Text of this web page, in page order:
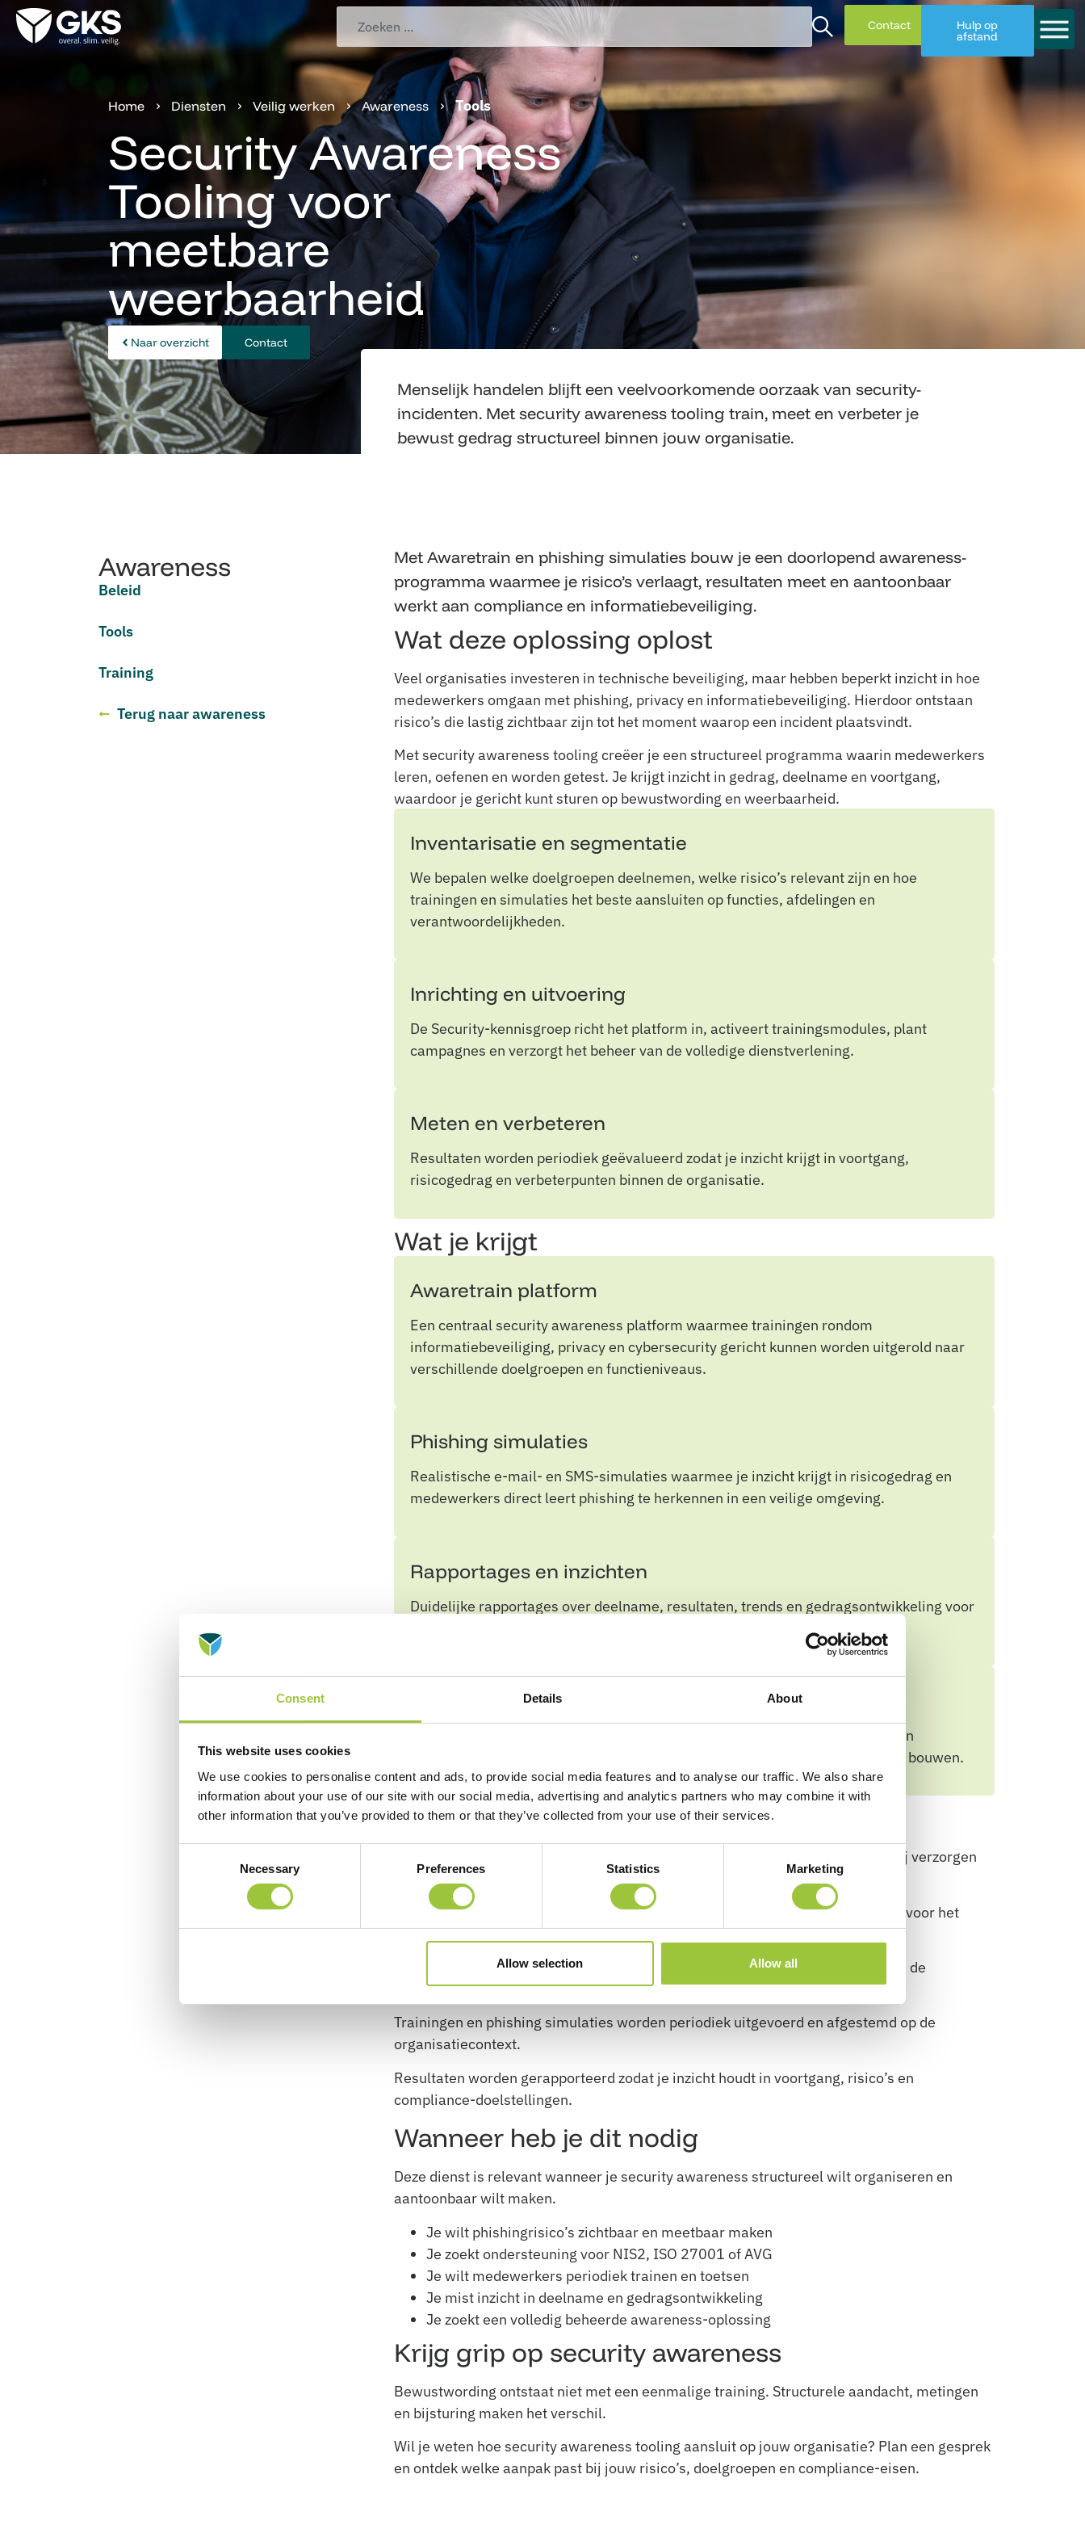
Consent Details About
This website uses cookies
We use cookies to personalise content and ads, to provide social media features and to analyse our traffic. We also share
information about your use of our site with our social media, advertising and analytics partners who may combine it with
other information that you’ve provided to them or that they’ve collected from your use of their services.
Necessary Preferences Statistics Marketing
Allow selection Allow all
Contact Hulp op
afstand
Tools
Home › Diensten › Veilig werken › Awareness › Tools
Security Awareness
Tooling voor
meetbare
weerbaarheid
Naar overzicht Contact
Menselijk handelen blijft een veelvoorkomende oorzaak van security-
incidenten. Met security awareness tooling train, meet en verbeter je
bewust gedrag structureel binnen jouw organisatie.
Awareness
Beleid
Tools
Training
Terug naar awareness
Met Awaretrain en phishing simulaties bouw je een doorlopend awareness-
programma waarmee je risico’s verlaagt, resultaten meet en aantoonbaar
werkt aan compliance en informatiebeveiliging.
Wat deze oplossing oplost
Veel organisaties investeren in technische beveiliging, maar hebben beperkt inzicht in hoe
medewerkers omgaan met phishing, privacy en informatiebeveiliging. Hierdoor ontstaan
risico’s die lastig zichtbaar zijn tot het moment waarop een incident plaatsvindt.
Met security awareness tooling creëer je een structureel programma waarin medewerkers
leren, oefenen en worden getest. Je krijgt inzicht in gedrag, deelname en voortgang,
waardoor je gericht kunt sturen op bewustwording en weerbaarheid.
Inventarisatie en segmentatie
We bepalen welke doelgroepen deelnemen, welke risico’s relevant zijn en hoe
trainingen en simulaties het beste aansluiten op functies, afdelingen en
verantwoordelijkheden.
Inrichting en uitvoering
De Security-kennisgroep richt het platform in, activeert trainingsmodules, plant
campagnes en verzorgt het beheer van de volledige dienstverlening.
Meten en verbeteren
Resultaten worden periodiek geëvalueerd zodat je inzicht krijgt in voortgang,
risicogedrag en verbeterpunten binnen de organisatie.
Wat je krijgt
Awaretrain platform
Een centraal security awareness platform waarmee trainingen rondom
informatiebeveiliging, privacy en cybersecurity gericht kunnen worden uitgerold naar
verschillende doelgroepen en functieniveaus.
Phishing simulaties
Realistische e-mail- en SMS-simulaties waarmee je inzicht krijgt in risicogedrag en
medewerkers direct leert phishing te herkennen in een veilige omgeving.
Rapportages en inzichten
Duidelijke rapportages over deelname, resultaten, trends en gedragsontwikkeling voor
Volledig beheer door experts
De Security-kennisgroep verzorgt inrichting, campagnebeheer, rapportage en
kwaliteitsborging zodat je zelf geen specialistische toolingkennis hoeft op te bouwen.
Support en uitvoering
De dienstverlening wordt volledig beheerd door onze Security-kennisgroep. Wij verzorgen
inrichting, beheer, ondersteuning en rapportage.
Na de intake bepalen we scope, doelgroepen, planning en rapportagebehoefte voor het
awareness-programma.
Vervolgens richten we Awaretrain, gebruikersbeheer en campagnes in volgens de
afgesproken uitgangspunten.
Trainingen en phishing simulaties worden periodiek uitgevoerd en afgestemd op de
organisatiecontext.
Resultaten worden gerapporteerd zodat je inzicht houdt in voortgang, risico’s en
compliance-doelstellingen.
Wanneer heb je dit nodig
Deze dienst is relevant wanneer je security awareness structureel wilt organiseren en
aantoonbaar wilt maken.
Je wilt phishingrisico’s zichtbaar en meetbaar maken
Je zoekt ondersteuning voor NIS2, ISO 27001 of AVG
Je wilt medewerkers periodiek trainen en toetsen
Je mist inzicht in deelname en gedragsontwikkeling
Je zoekt een volledig beheerde awareness-oplossing
Krijg grip op security awareness
Bewustwording ontstaat niet met een eenmalige training. Structurele aandacht, metingen
en bijsturing maken het verschil.
Wil je weten hoe security awareness tooling aansluit op jouw organisatie? Plan een gesprek
en ontdek welke aanpak past bij jouw risico’s, doelgroepen en compliance-eisen.